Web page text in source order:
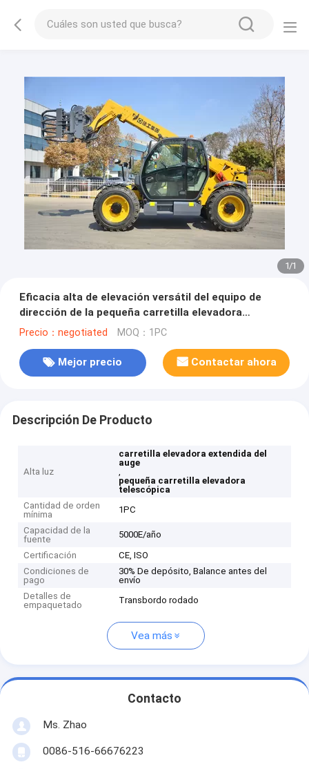
1/1
Eficacia alta de elevación versátil del equipo de
dirección de la pequeña carretilla elevadora
telescópica
Precio：negotiated MOQ：1PC
Mejor precio Contactar ahora
Descripción De Producto
Alta luz
carretilla elevadora extendida del
auge
,
pequeña carretilla elevadora
telescópica
Cantidad de orden
mínima
1PC
Capacidad de la
fuente
5000E/año
Certificación
CE, ISO
Condiciones de
pago
30% De depósito, Balance antes del
envío
Detalles de
empaquetado
Transbordo rodado
Vea más
Contacto
Ms. Zhao
0086-516-66676223